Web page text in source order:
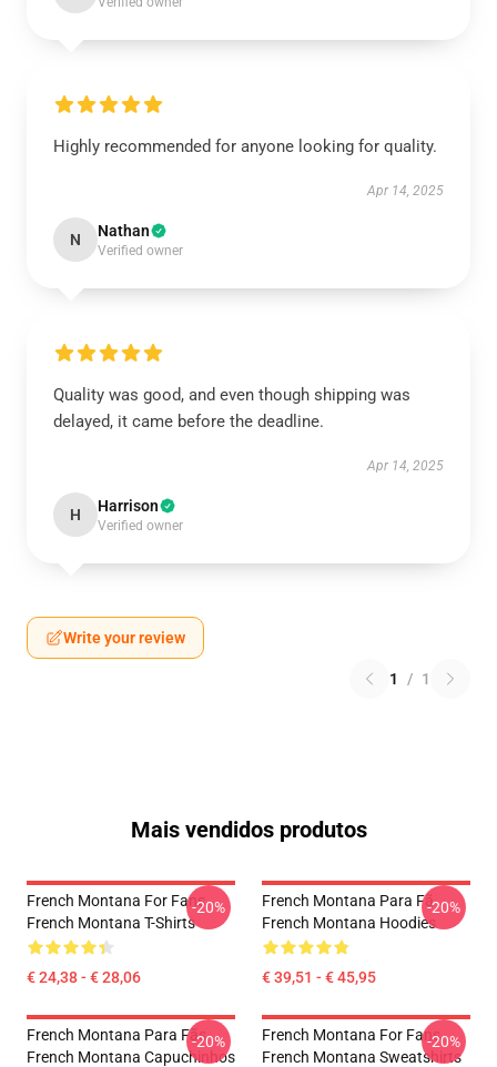
Highly recommended for anyone looking for quality.
Apr 14, 2025
N Nathan
Verified owner
Quality was good, and even though shipping was
delayed, it came before the deadline.
Apr 14, 2025
H Harrison
Verified owner
Write your review
1 / 1
Mais vendidos produtos
French Montana For Fans
French Montana T-Shirts
€ 24,38 - € 28,06
-20%
French Montana Para Fã
French Montana Hoodies
€ 39,51 - € 45,95
-20%
French Montana Para Fãs
French Montana Capuchinhos
-20%
French Montana For Fans
French Montana Sweatshirts
-20%